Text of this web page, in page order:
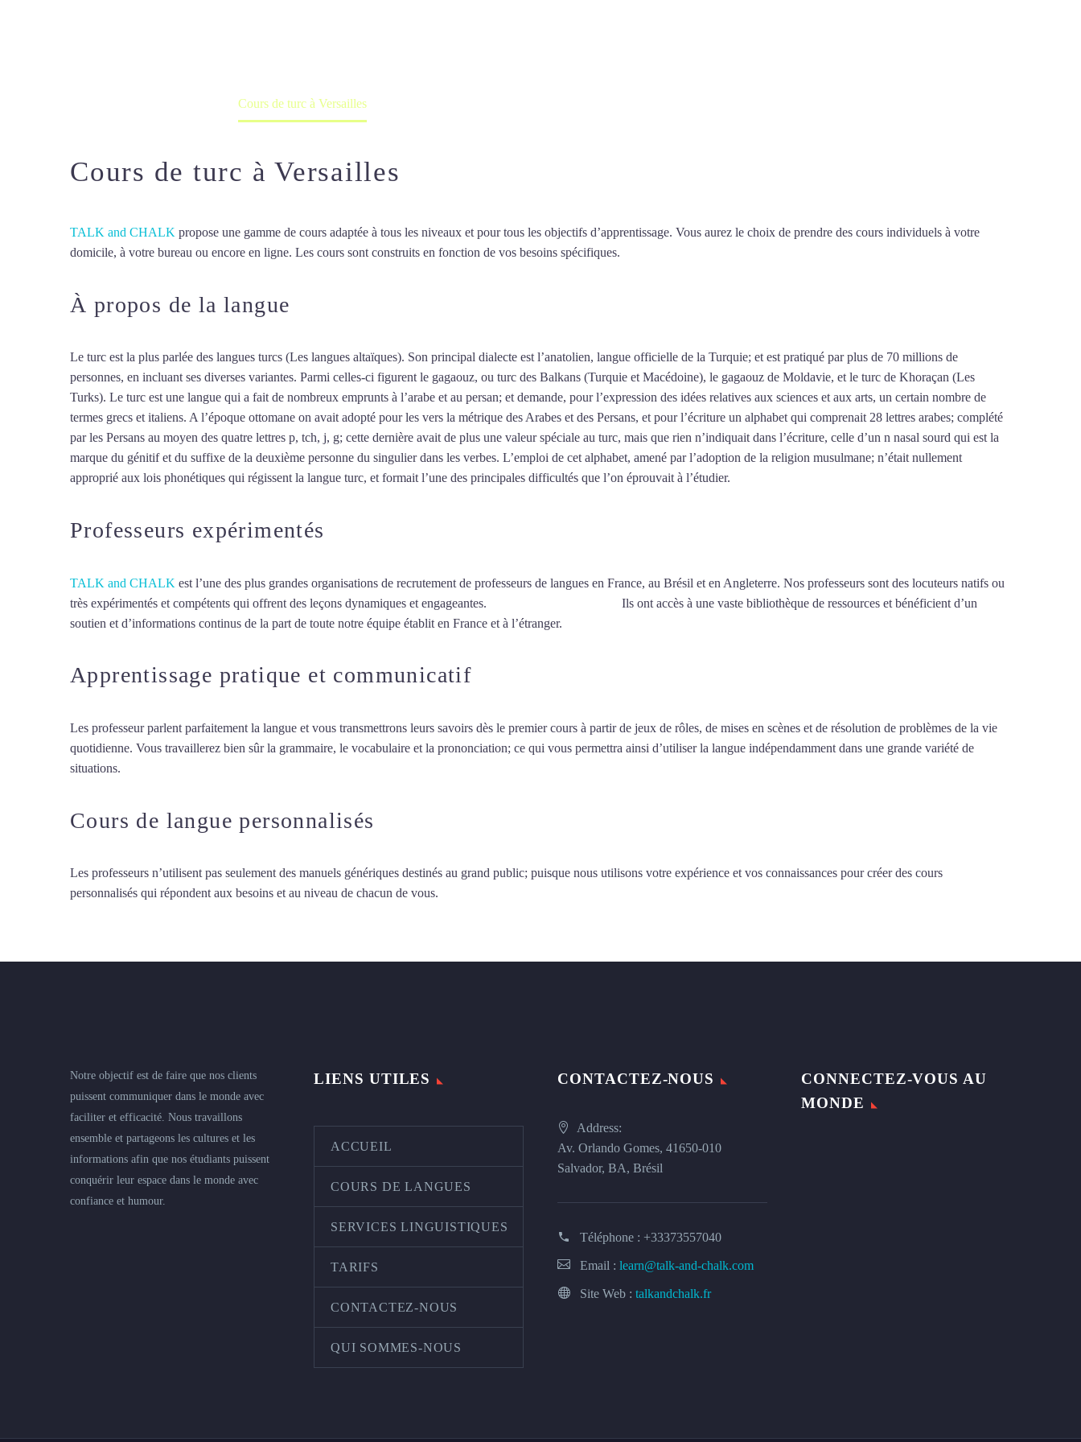
Cours de turc à Versailles
Cours de turc à Versailles
TALK and CHALK propose une gamme de cours adaptée à tous les niveaux et pour tous les objectifs d’apprentissage. Vous aurez le choix de prendre des cours individuels à votre
domicile, à votre bureau ou encore en ligne. Les cours sont construits en fonction de vos besoins spécifiques.
À propos de la langue
Le turc est la plus parlée des langues turcs (Les langues altaïques). Son principal dialecte est l’anatolien, langue officielle de la Turquie; et est pratiqué par plus de 70 millions de
personnes, en incluant ses diverses variantes. Parmi celles-ci figurent le gagaouz, ou turc des Balkans (Turquie et Macédoine), le gagaouz de Moldavie, et le turc de Khoraçan (Les
Turks). Le turc est une langue qui a fait de nombreux emprunts à l’arabe et au persan; et demande, pour l’expression des idées relatives aux sciences et aux arts, un certain nombre de
termes grecs et italiens. A l’époque ottomane on avait adopté pour les vers la métrique des Arabes et des Persans, et pour l’écriture un alphabet qui comprenait 28 lettres arabes; complété
par les Persans au moyen des quatre lettres p, tch, j, g; cette dernière avait de plus une valeur spéciale au turc, mais que rien n’indiquait dans l’écriture, celle d’un n nasal sourd qui est la
marque du génitif et du suffixe de la deuxième personne du singulier dans les verbes. L’emploi de cet alphabet, amené par l’adoption de la religion musulmane; n’était nullement
approprié aux lois phonétiques qui régissent la langue turc, et formait l’une des principales difficultés que l’on éprouvait à l’étudier.
Professeurs expérimentés
TALK and CHALK est l’une des plus grandes organisations de recrutement de professeurs de langues en France, au Brésil et en Angleterre. Nos professeurs sont des locuteurs natifs ou
très expérimentés et compétents qui offrent des leçons dynamiques et engageantes.
Ils ont accès à une vaste bibliothèque de ressources et bénéficient d’un
soutien et d’informations continus de la part de toute notre équipe établit en France et à l’étranger.
Apprentissage pratique et communicatif
Les professeur parlent parfaitement la langue et vous transmettrons leurs savoirs dès le premier cours à partir de jeux de rôles, de mises en scènes et de résolution de problèmes de la vie
quotidienne. Vous travaillerez bien sûr la grammaire, le vocabulaire et la prononciation; ce qui vous permettra ainsi d’utiliser la langue indépendamment dans une grande variété de
situations.
Cours de langue personnalisés
Les professeurs n’utilisent pas seulement des manuels génériques destinés au grand public; puisque nous utilisons votre expérience et vos connaissances pour créer des cours
personnalisés qui répondent aux besoins et au niveau de chacun de vous.
Notre objectif est de faire que nos clients
puissent communiquer dans le monde avec
faciliter et efficacité. Nous travaillons
ensemble et partageons les cultures et les
informations afin que nos étudiants puissent
conquérir leur espace dans le monde avec
confiance et humour.
LIENS UTILES
ACCUEIL
COURS DE LANGUES
SERVICES LINGUISTIQUES
TARIFS
CONTACTEZ-NOUS
QUI SOMMES-NOUS
CONTACTEZ-NOUS
Address:
Av. Orlando Gomes, 41650-010
Salvador, BA, Brésil
Téléphone : +33373557040
Email : learn@talk-and-chalk.com
Site Web : talkandchalk.fr
CONNECTEZ-VOUS AU
MONDE